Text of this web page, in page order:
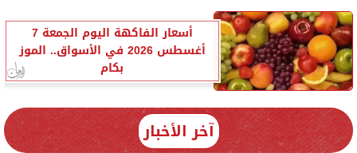
أسعار الفاكهة اليوم الجمعة 7
أغسطس 2026 في الأسواق.. الموز
بكام
آخر الأخبار